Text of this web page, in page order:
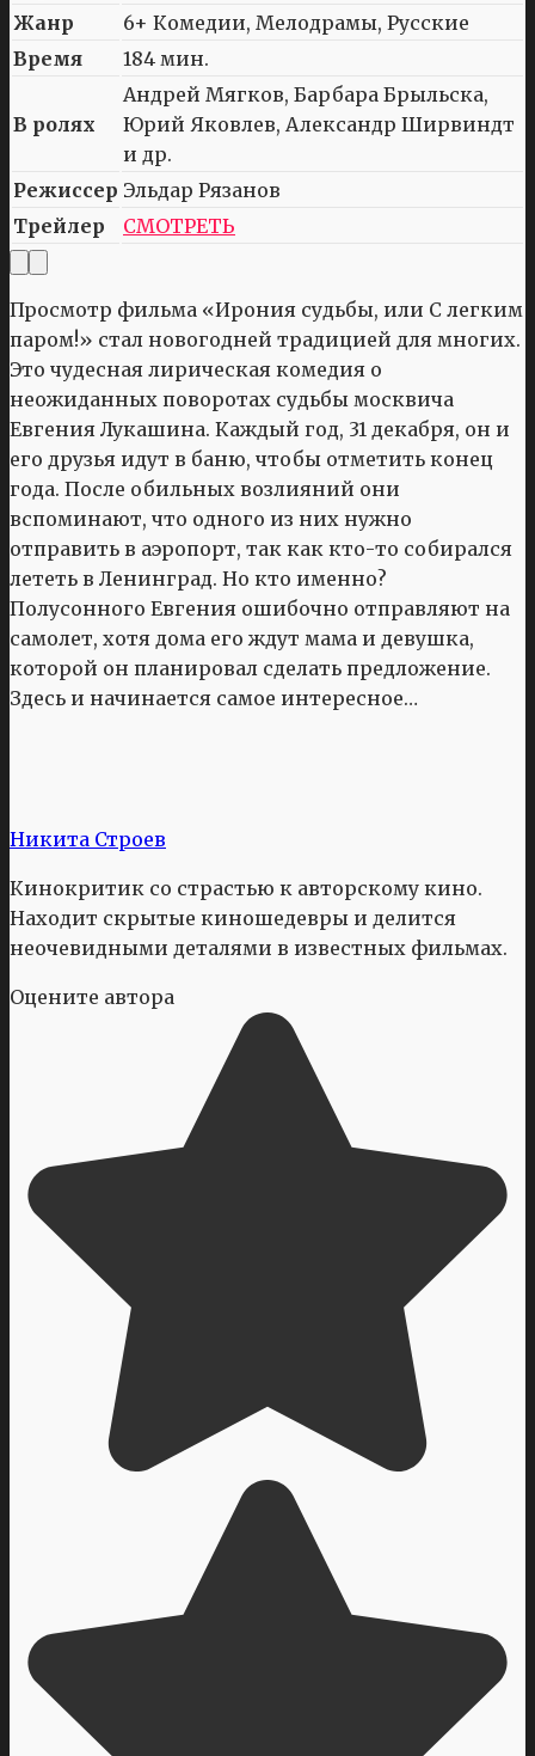
Жанр
6+ Комедии, Мелодрамы, Русские
Время
184 мин.
В ролях
Андрей Мягков, Барбара Брыльска,
Юрий Яковлев, Александр Ширвиндт
и др.
Режиссер Эльдар Рязанов
Трейлер
СМОТРЕТЬ
Просмотр фильма «Ирония судьбы, или С легким
паром!» стал новогодней традицией для многих.
Это чудесная лирическая комедия о
неожиданных поворотах судьбы москвича
Евгения Лукашина. Каждый год, 31 декабря, он и
его друзья идут в баню, чтобы отметить конец
года. После обильных возлияний они
вспоминают, что одного из них нужно
отправить в аэропорт, так как кто-то собирался
лететь в Ленинград. Но кто именно?
Полусонного Евгения ошибочно отправляют на
самолет, хотя дома его ждут мама и девушка,
которой он планировал сделать предложение.
Здесь и начинается самое интересное…
Никита Строев
Кинокритик со страстью к авторскому кино.
Находит скрытые киношедевры и делится
неочевидными деталями в известных фильмах.
Оцените автора